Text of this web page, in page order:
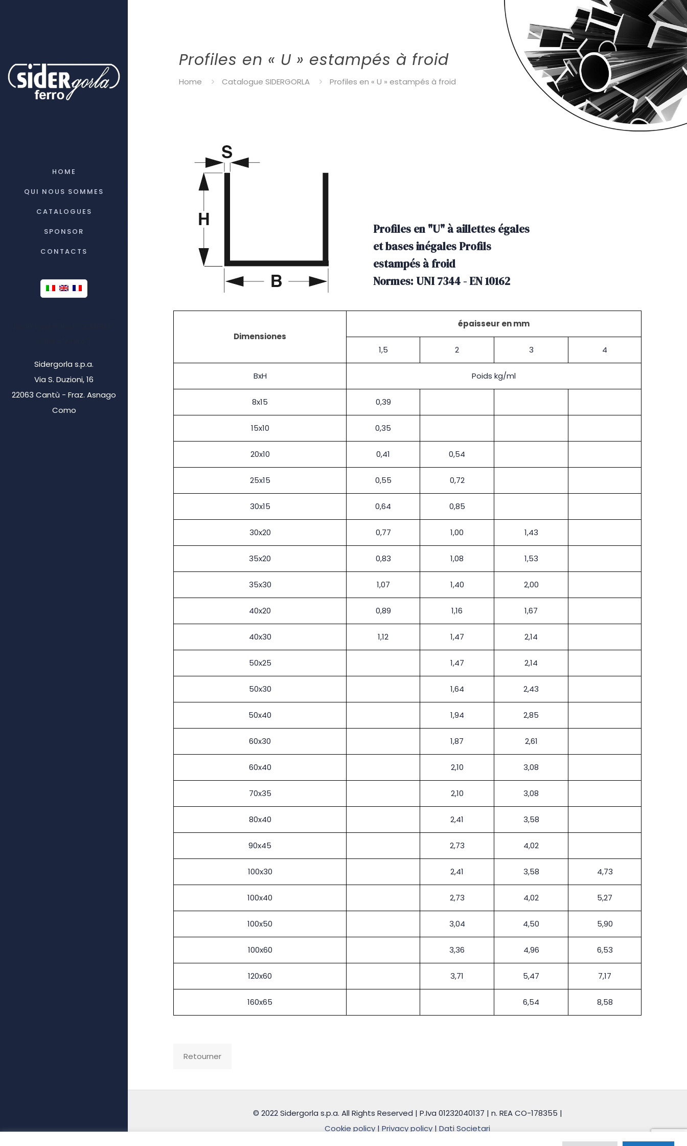
HOME
QUI NOUS SOMMES
CATALOGUES
SPONSOR
CONTACTS
Sidergorla s.p.a.
Via S. Duzioni, 16
22063 Cantù - Fraz. Asnago
Como
Profiles en « U » estampés à froid
Home Catalogue SIDERGORLA Profiles en « U » estampés à froid
Profiles en "U" à aillettes égales
et bases inégales Profils
estampés à froid
Normes: UNI 7344 - EN 10162
Dimensiones
épaisseur en mm
1,5 2 3 4
BxH Poids kg/ml
8x15 0,39
15x10 0,35
20x10 0,41 0,54
25x15 0,55 0,72
30x15 0,64 0,85
30x20 0,77 1,00 1,43
35x20 0,83 1,08 1,53
35x30 1,07 1,40 2,00
40x20 0,89 1,16 1,67
40x30 1,12 1,47 2,14
50x25 1,47 2,14
50x30 1,64 2,43
50x40 1,94 2,85
60x30 1,87 2,61
60x40 2,10 3,08
70x35 2,10 3,08
80x40 2,41 3,58
90x45 2,73 4,02
100x30 2,41 3,58 4,73
100x40 2,73 4,02 5,27
100x50 3,04 4,50 5,90
100x60 3,36 4,96 6,53
120x60 3,71 5,47 7,17
160x65 6,54 8,58
© 2022 Sidergorla s.p.a. All Rights Reserved | P.Iva 01232040137 | n. REA CO-178355 |
Cookie policy | Privacy policy | Dati Societari